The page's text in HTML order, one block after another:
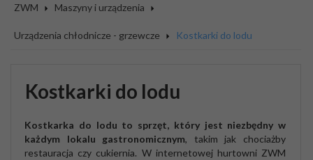
ZWM Maszyny i urządzenia
Urządzenia chłodnicze - grzewcze Kostkarki do lodu
Kostkarki do lodu
Kostkarka do lodu to sprzęt, który jest niezbędny w
każdym lokalu gastronomicznym, takim jak chociażby
restauracja czy cukiernia. W internetowej hurtowni ZWM